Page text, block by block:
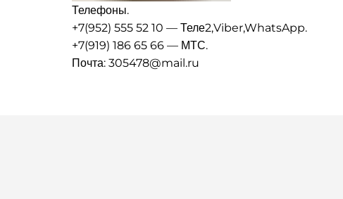
Телефоны.
+7(952) 555 52 10 — Теле2,Viber,WhatsApp.
+7(919) 186 65 66 — МТС.
Почта: 305478@mail.ru